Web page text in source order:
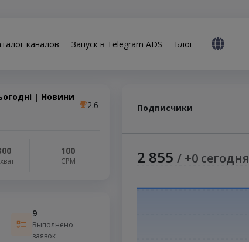
каналов Запуск в Telegram ADS Блог
| Новини
2.6
100
СРМ
9
Выполнено
заявок
Подписчики
2 855 / +0 сегодня